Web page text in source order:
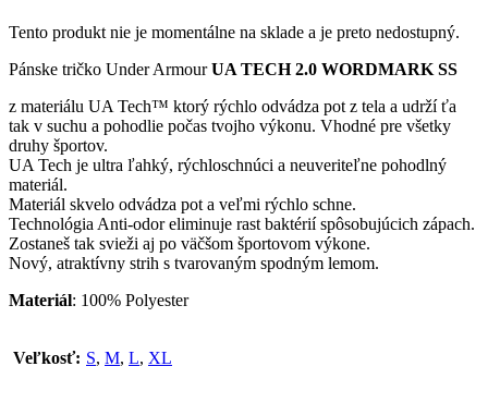
Tento produkt nie je momentálne na sklade a je preto nedostupný.
Pánske tričko Under ArmourUA TECH 2.0 WORDMARK SS
z materiálu UA Tech™ ktorý rýchlo odvádza pot z tela a udrží ťa
tak v suchu a pohodlie počas tvojho výkonu. Vhodné pre všetky
druhy športov.
UA Tech je ultra ľahký, rýchloschnúci a neuveriteľne pohodlný
materiál.
Materiál skvelo odvádza pot a veľmi rýchlo schne.
Technológia Anti-odor eliminuje rast baktérií spôsobujúcich zápach.
Zostaneš tak svieži aj po väčšom športovom výkone.
Nový, atraktívny strih s tvarovaným spodným lemom.
Materiál: 100% Polyester
Veľkosť: S, M, L, XL